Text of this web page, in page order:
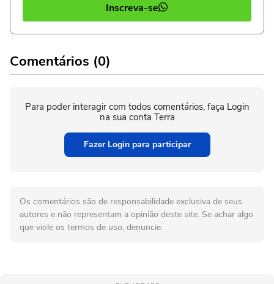
Inscreva-se
Comentários (0)
Para poder interagir com todos comentários, faça Login
na sua conta Terra
Fazer Login para participar
Os comentários são de responsabilidade exclusiva de seus
autores e não representam a opinião deste site. Se achar algo
que viole os termos de uso, denuncie.